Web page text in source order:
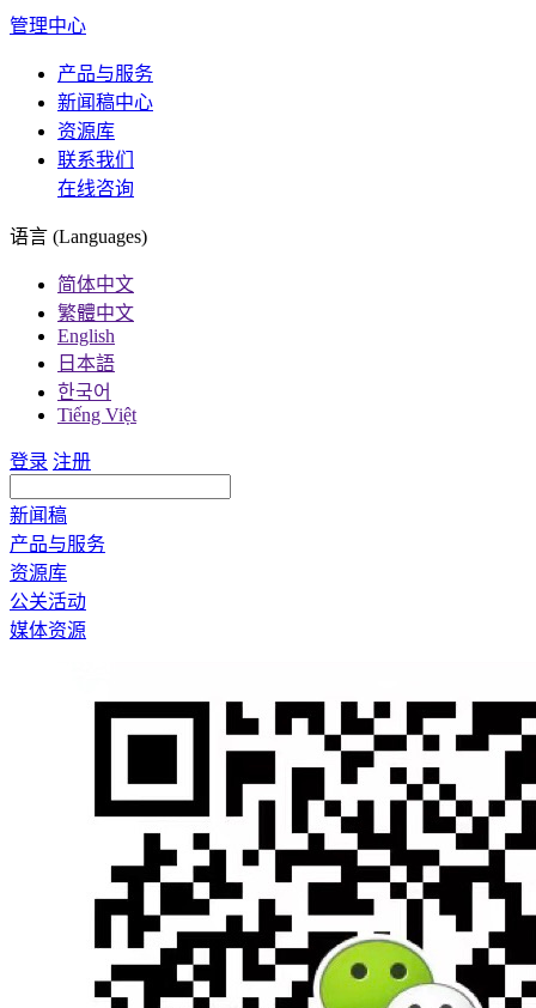
管理中心
产品与服务
新闻稿中心
资源库
联系我们
在线咨询
语言 (Languages)
简体中文
繁體中文
English
日本語
한국어
Tiếng Việt
登录 注册
新闻稿
产品与服务
资源库
公关活动
媒体资源